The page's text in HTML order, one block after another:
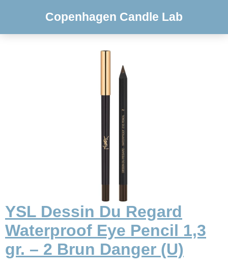
Copenhagen Candle Lab
YSL Dessin Du Regard
Waterproof Eye Pencil 1,3
gr. – 2 Brun Danger (U)